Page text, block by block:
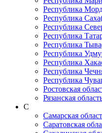
Республика
Республика
Республика
Республика
Республика
Республика
Республика
Республика
Республика
Ростовская
Рязанская
С
Самарская
Саратовская